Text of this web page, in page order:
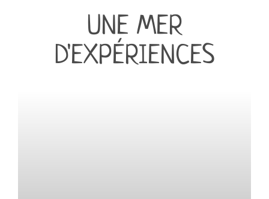
UNE MER
D'EXPÉRIENCES